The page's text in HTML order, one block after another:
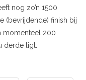
nog zo’n 1500
(bevrijdende) finish bij
momenteel 200
derde ligt.